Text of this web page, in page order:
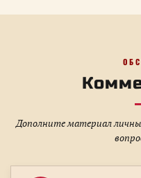
Дополните материал